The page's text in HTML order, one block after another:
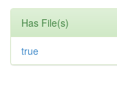
Has File(s)
true